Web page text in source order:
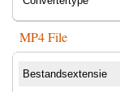
MP4 File
Bestandsextensie